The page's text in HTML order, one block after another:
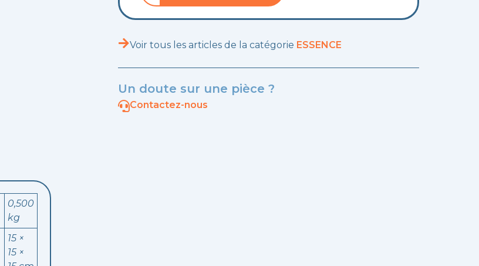
0,500
kg
15 ×
15 ×
Collier
d'essence
5-
Voir tous les articles de la catégorie ESSENCE
Un doute sur une pièce ?
Contactez-nous